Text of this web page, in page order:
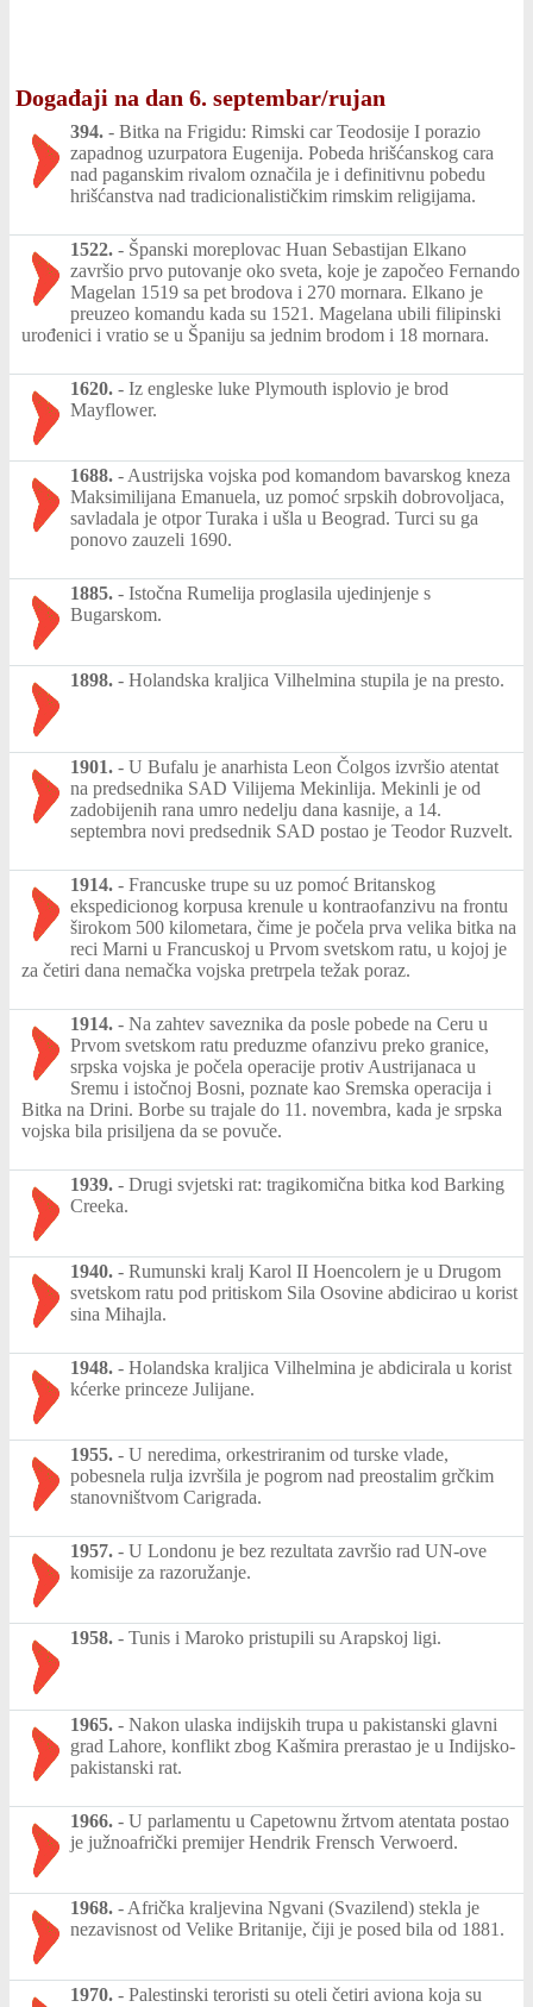
Događaji na dan 6. septembar/rujan
394. - Bitka na Frigidu: Rimski car Teodosije I porazio
zapadnog uzurpatora Eugenija. Pobeda hrišćanskog cara
nad paganskim rivalom označila je i definitivnu pobedu
hrišćanstva nad tradicionalističkim rimskim religijama.
1522. - Španski moreplovac Huan Sebastijan Elkano
završio prvo putovanje oko sveta, koje je započeo Fernando
Magelan 1519 sa pet brodova i 270 mornara. Elkano je
preuzeo komandu kada su 1521. Magelana ubili filipinski
urođenici i vratio se u Španiju sa jednim brodom i 18 mornara.
1620. - Iz engleske luke Plymouth isplovio je brod
Mayflower.
1688. - Austrijska vojska pod komandom bavarskog kneza
Maksimilijana Emanuela, uz pomoć srpskih dobrovoljaca,
savladala je otpor Turaka i ušla u Beograd. Turci su ga
ponovo zauzeli 1690.
1885. - Istočna Rumelija proglasila ujedinjenje s
Bugarskom.
1898. - Holandska kraljica Vilhelmina stupila je na presto.
1901. - U Bufalu je anarhista Leon Čolgos izvršio atentat
na predsednika SAD Vilijema Mekinlija. Mekinli je od
zadobijenih rana umro nedelju dana kasnije, a 14.
septembra novi predsednik SAD postao je Teodor Ruzvelt.
1914. - Francuske trupe su uz pomoć Britanskog
ekspedicionog korpusa krenule u kontraofanzivu na frontu
širokom 500 kilometara, čime je počela prva velika bitka na
reci Marni u Francuskoj u Prvom svetskom ratu, u kojoj je
za četiri dana nemačka vojska pretrpela težak poraz.
1914. - Na zahtev saveznika da posle pobede na Ceru u
Prvom svetskom ratu preduzme ofanzivu preko granice,
srpska vojska je počela operacije protiv Austrijanaca u
Sremu i istočnoj Bosni, poznate kao Sremska operacija i
Bitka na Drini. Borbe su trajale do 11. novembra, kada je srpska
vojska bila prisiljena da se povuče.
1939. - Drugi svjetski rat: tragikomična bitka kod Barking
Creeka.
1940. - Rumunski kralj Karol II Hoencolern je u Drugom
svetskom ratu pod pritiskom Sila Osovine abdicirao u korist
sina Mihajla.
1948. - Holandska kraljica Vilhelmina je abdicirala u korist
kćerke princeze Julijane.
1955. - U neredima, orkestriranim od turske vlade,
pobesnela rulja izvršila je pogrom nad preostalim grčkim
stanovništvom Carigrada.
1957. - U Londonu je bez rezultata završio rad UN-ove
komisije za razoružanje.
1958. - Tunis i Maroko pristupili su Arapskoj ligi.
1965. - Nakon ulaska indijskih trupa u pakistanski glavni
grad Lahore, konflikt zbog Kašmira prerastao je u Indijsko-
pakistanski rat.
1966. - U parlamentu u Capetownu žrtvom atentata postao
je južnoafrički premijer Hendrik Frensch Verwoerd.
1968. - Afrička kraljevina Ngvani (Svazilend) stekla je
nezavisnost od Velike Britanije, čiji je posed bila od 1881.
1970. - Palestinski teroristi su oteli četiri aviona koja su